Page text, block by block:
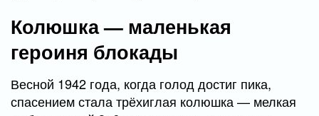
Колюшка — маленькая
героиня блокады
Весной 1942 года, когда голод достиг пика,
спасением стала трёхиглая колюшка — мелкая